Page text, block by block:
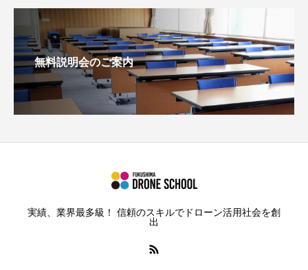
無料説明会のご案内
実績、業界最多級！ 信頼のスキルでドローン活用社会を創
出